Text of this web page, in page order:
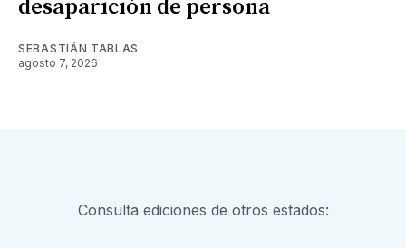
desaparición de persona
SEBASTIÁN TABLAS
agosto 7, 2026
Consulta ediciones de otros estados: